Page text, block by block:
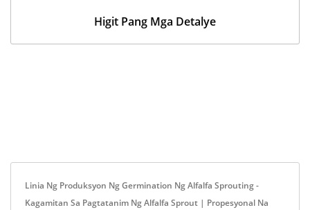
Higit Pang Mga Detalye
Linia Ng Produksyon Ng Germination Ng Alfalfa Sprouting -
Kagamitan Sa Pagtatanim Ng Alfalfa Sprout | Propesyonal Na